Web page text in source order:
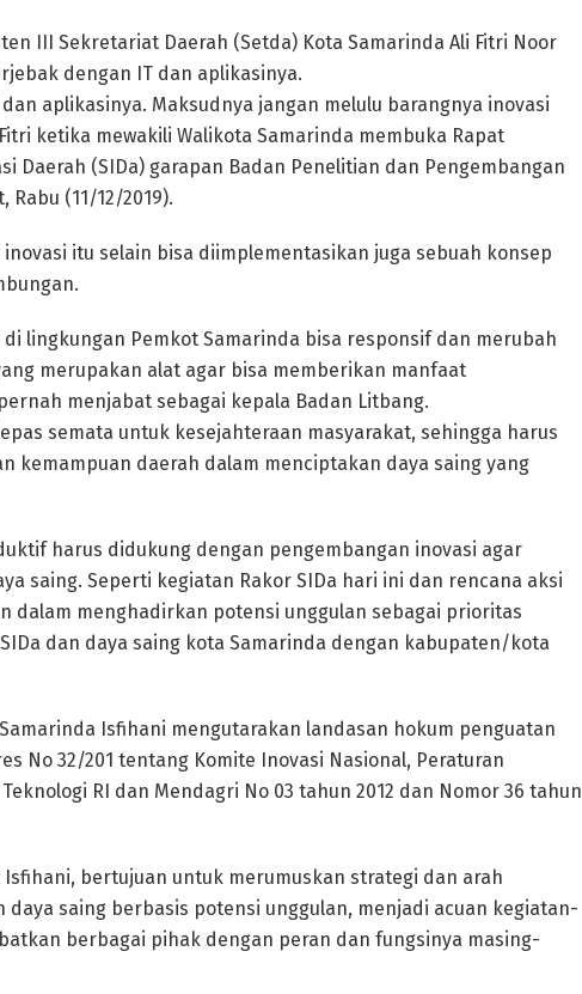
III Sekretariat Daerah (Setda) Kota Samarinda Ali Fitri Noor
dengan IT dan aplikasinya.
aplikasinya. Maksudnya jangan melulu barangnya inovasi
ketika mewakili Walikota Samarinda membuka Rapat
Daerah (SIDa) garapan Badan Penelitian dan Pengembangan
(11/12/2019).
itu selain bisa diimplementasikan juga sebuah konsep
lingkungan Pemkot Samarinda bisa responsif dan merubah
merupakan alat agar bisa memberikan manfaat
menjabat sebagai kepala Badan Litbang.
semata untuk kesejahteraan masyarakat, sehingga harus
kemampuan daerah dalam menciptakan daya saing yang
harus didukung dengan pengembangan inovasi agar
saing. Seperti kegiatan Rakor SIDa hari ini dan rencana aksi
dalam menghadirkan potensi unggulan sebagai prioritas
dan daya saing kota Samarinda dengan kabupaten/kota
Isfihani mengutarakan landasan hokum penguatan
No 32/201 tentang Komite Inovasi Nasional, Peraturan
RI dan Mendagri No 03 tahun 2012 dan Nomor 36 tahun
bertujuan untuk merumuskan strategi dan arah
daya saing berbasis potensi unggulan, menjadi acuan kegiatan-
berbagai pihak dengan peran dan fungsinya masing-